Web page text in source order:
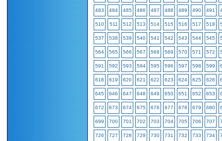
483 484 485 486 487 488 489 490 491
510 511 512 513 514 515 516 517 518
537 538 539 540 541 542 543 544 545
564 565 566 567 568 569 570 571 572
591 592 593 594 595 596 597 598 599
618 619 620 621 622 623 624 625 626
645 646 647 648 649 650 651 652 653
672 673 674 675 676 677 678 679 680
699 700 701 702 703 704 705 706 707
726 727 728 729 730 731 732 733 734